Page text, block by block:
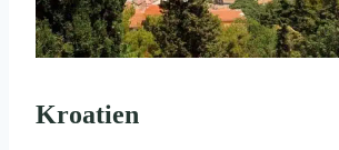
Kroatien